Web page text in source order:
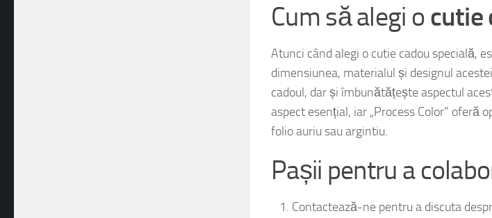
Cum să alegi ocutie
Atunci când alegi o cutie cadou specială,
dimensiunea, materialul și designul
cadoul, dar și îmbunătățește aspectul
aspect esențial, iar „Process Color” oferă
folio auriu sau argintiu.
Pașii pentru a
Contactează-ne pentru a discuta